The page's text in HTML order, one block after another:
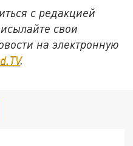
с редакцией
свои
на электронную
.